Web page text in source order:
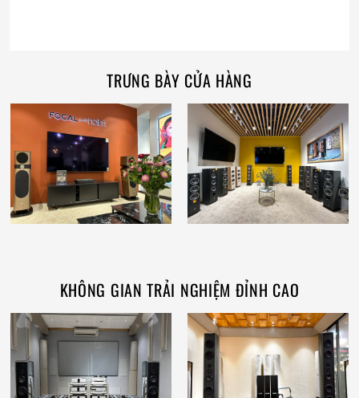
TRƯNG BÀY CỬA HÀNG
KHÔNG GIAN TRẢI NGHIỆM ĐỈNH CAO